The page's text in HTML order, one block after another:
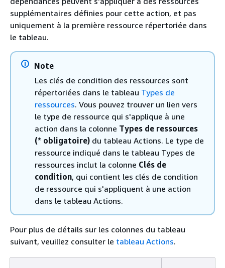
supplémentaires définies pour cette action, et pas
uniquement à la première ressource répertoriée dans
le tableau.
Note
Les clés de condition des ressources sont
répertoriées dans le tableau Types de
ressources. Vous pouvez trouver un lien vers
le type de ressource qui s'applique à une
action dans la colonne Types de ressources
(* obligatoire) du tableau Actions. Le type de
ressource indiqué dans le tableau Types de
ressources inclut la colonne Clés de
condition, qui contient les clés de condition
de ressource qui s'appliquent à une action
dans le tableau Actions.
Pour plus de détails sur les colonnes du tableau
suivant, veuillez consulter le tableau Actions.